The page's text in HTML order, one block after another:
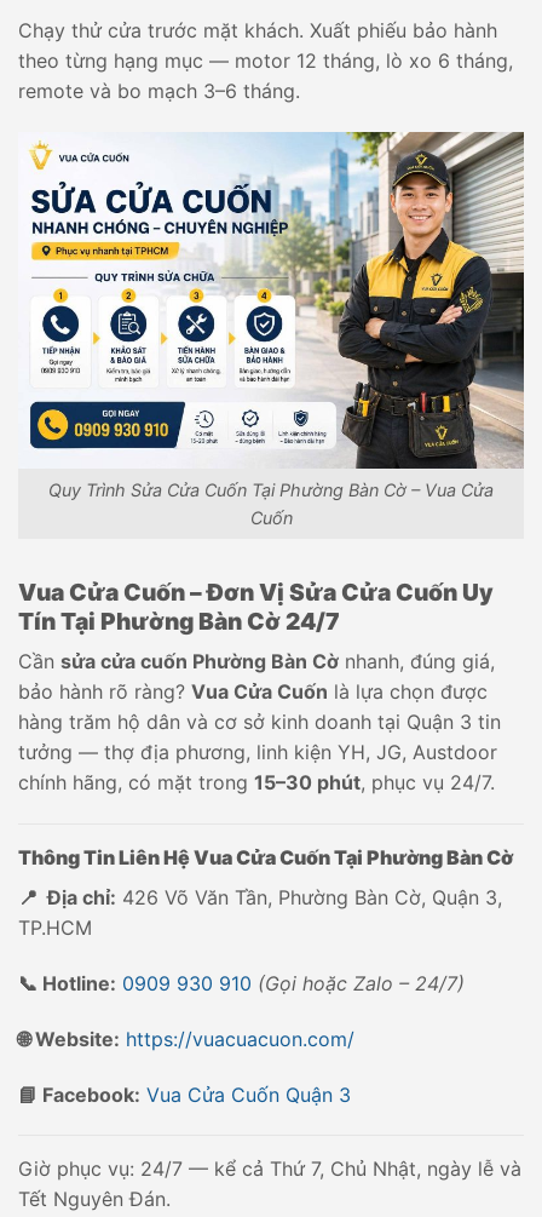
Chạy thử cửa trước mặt khách. Xuất phiếu bảo hành
theo từng hạng mục — motor 12 tháng, lò xo 6 tháng,
remote và bo mạch 3–6 tháng.
Quy Trình Sửa Cửa Cuốn Tại Phường Bàn Cờ – Vua Cửa
Cuốn
Vua Cửa Cuốn – Đơn Vị Sửa Cửa Cuốn Uy
Tín Tại Phường Bàn Cờ 24/7
Cần sửa cửa cuốn Phường Bàn Cờ nhanh, đúng giá,
bảo hành rõ ràng? Vua Cửa Cuốn là lựa chọn được
hàng trăm hộ dân và cơ sở kinh doanh tại Quận 3 tin
tưởng — thợ địa phương, linh kiện YH, JG, Austdoor
chính hãng, có mặt trong 15–30 phút, phục vụ 24/7.
Thông Tin Liên Hệ Vua Cửa Cuốn Tại Phường Bàn Cờ
📍 Địa chỉ: 426 Võ Văn Tần, Phường Bàn Cờ, Quận 3,
TP.HCM
📞 Hotline: 0909 930 910 (Gọi hoặc Zalo – 24/7)
🌐 Website: https://vuacuacuon.com/
📘 Facebook: Vua Cửa Cuốn Quận 3
Giờ phục vụ: 24/7 — kể cả Thứ 7, Chủ Nhật, ngày lễ và
Tết Nguyên Đán.